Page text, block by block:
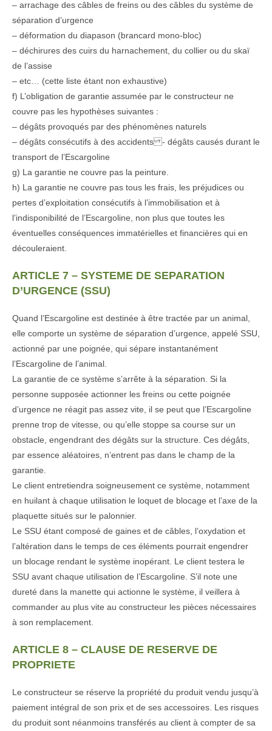
– arrachage des câbles de freins ou des câbles du système de
séparation d’urgence
– déformation du diapason (brancard mono-bloc)
– déchirures des cuirs du harnachement, du collier ou du skaï
de l’assise
– etc… (cette liste étant non exhaustive)
f) L’obligation de garantie assumée par le constructeur ne
couvre pas les hypothèses suivantes :
– dégâts provoqués par des phénomènes naturels
– dégâts consécutifs à des accidents - dégâts causés durant le
transport de l’Escargoline
g) La garantie ne couvre pas la peinture.
h) La garantie ne couvre pas tous les frais, les préjudices ou
pertes d’exploitation consécutifs à l’immobilisation et à
l’indisponibilité de l’Escargoline, non plus que toutes les
éventuelles conséquences immatérielles et financières qui en
découleraient.
ARTICLE 7 – SYSTEME DE SEPARATION
D’URGENCE (SSU)
Quand l’Escargoline est destinée à être tractée par un animal,
elle comporte un système de séparation d’urgence, appelé SSU,
actionné par une poignée, qui sépare instantanément
l’Escargoline de l’animal.
La garantie de ce système s’arrête à la séparation. Si la
personne supposée actionner les freins ou cette poignée
d’urgence ne réagit pas assez vite, il se peut que l’Escargoline
prenne trop de vitesse, ou qu’elle stoppe sa course sur un
obstacle, engendrant des dégâts sur la structure. Ces dégâts,
par essence aléatoires, n’entrent pas dans le champ de la
garantie.
Le client entretiendra soigneusement ce système, notamment
en huilant à chaque utilisation le loquet de blocage et l’axe de la
plaquette situés sur le palonnier.
Le SSU étant composé de gaines et de câbles, l’oxydation et
l’altération dans le temps de ces éléments pourrait engendrer
un blocage rendant le système inopérant. Le client testera le
SSU avant chaque utilisation de l’Escargoline. S’il note une
dureté dans la manette qui actionne le système, il veillera à
commander au plus vite au constructeur les pièces nécessaires
à son remplacement.
ARTICLE 8 – CLAUSE DE RESERVE DE
PROPRIETE
Le constructeur se réserve la propriété du produit vendu jusqu’à
paiement intégral de son prix et de ses accessoires. Les risques
du produit sont néanmoins transférés au client à compter de sa